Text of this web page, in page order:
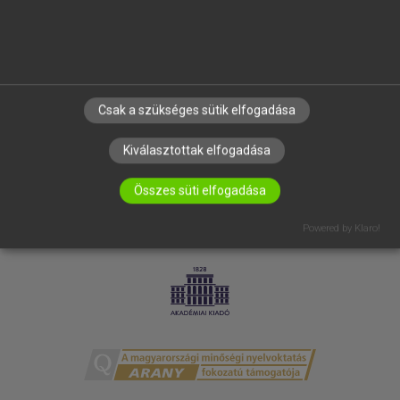
ADATVÉDELEM
Csak a szükséges sütik elfogadása
Kiválasztottak elfogadása
Összes süti elfogadása
Powered by Klaro!